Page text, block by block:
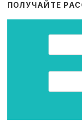
ПОЛУЧАЙТЕ